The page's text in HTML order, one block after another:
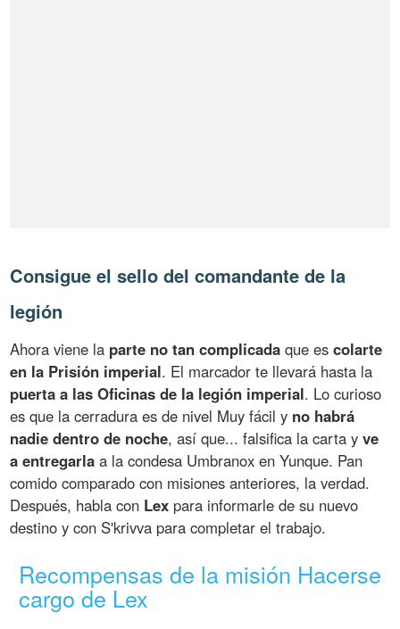
Consigue el sello del comandante de la
legión
Ahora viene la parte no tan complicada que escolarte
en la Prisión imperial. El marcador te llevará hasta la
puerta a las Oficinas de la legión imperial. Lo curioso
es que la cerradura es de nivel Muy fácil y no habrá
nadie dentro de noche, así que... falsifica la carta yve
a entregarla a la condesa Umbranox en Yunque. Pan
comido comparado con misiones anteriores, la verdad.
Después, habla con Lex para informarle de su nuevo
destino y con S'krivva para completar el trabajo.
Recompensas de la misión Hacerse
cargo de Lex